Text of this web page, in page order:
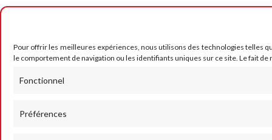
Pour offrir les meilleures expériences, nous utilisons des technologies telles
le comportement de navigation ou les identifiants uniques sur ce site. Le fait
Fonctionnel
Préférences